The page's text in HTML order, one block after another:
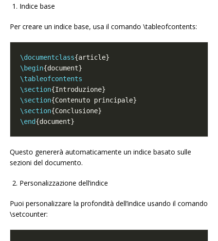
Indice base
Per creare un indice base, usa il comando \tableofcontents:
\documentclass
\begin
\tableofcontents
\section
\section
\section
\end
Questo genererà automaticamente un indice basato sulle
sezioni del documento.
Personalizzazione dell’indice
Puoi personalizzare la profondità dell’indice usando il comando
\setcounter: